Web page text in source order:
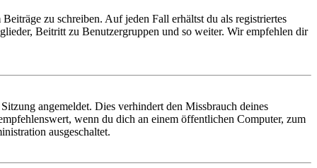
zu schreiben. Auf jeden Fall erhältst du als registriertes
Beitritt zu Benutzergruppen und so weiter. Wir empfehlen dir
angemeldet. Dies verhindert den Missbrauch deines
wenn du dich an einem öffentlichen Computer, zum
ausgeschaltet.